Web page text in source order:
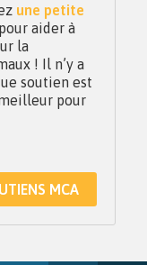
une petite
aider à
la
! Il n’y a
soutien est
pour
MCA